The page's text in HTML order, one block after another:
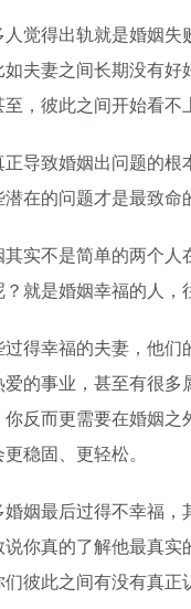
得出轨就是婚姻失
夫妻之间长期没有
，彼此之间开始看不
致婚姻出问题的根
在的问题才是最致命
不是简单的两个人
就是婚姻幸福的人，
幸福的夫妻，他们
爱的事业，甚至有很
反而更需要在婚姻
稳固、更轻松。
最后过得不幸福，
你真的了解他最真
彼此之间有没有真正